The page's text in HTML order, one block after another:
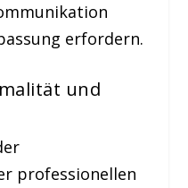
erfordern.
und
professionellen